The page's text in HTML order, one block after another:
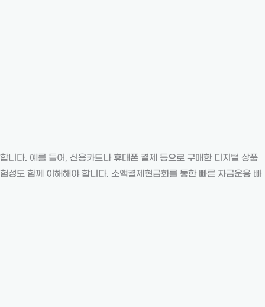
니다. 예를 들어, 신용카드나 휴대폰 결제 등으로 구매한 디지털 상품
성도 함께 이해해야 합니다. 소액결제현금화를 통한 빠른 자금운용 빠